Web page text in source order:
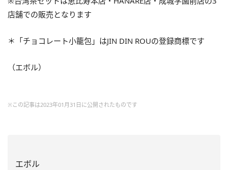
店舗での販売となります
＊「チョコレート小籠包」はJIN DIN ROUの登録商標です
（エボル）
※この記事は2023年01月31日に公開されたものです
エボル